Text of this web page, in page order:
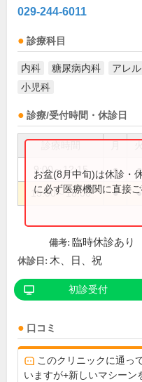
029-244-6011
診療科目
内科 糖尿病内科 アレ
小児科
診療/受付時間・休診日
9:00～12:15 ● ●
15:00～18:00 ● ●
お盆(8月中旬)は休診・
に必ず医療機関に直接ご
備考: 臨時休診あり
休診日: 木、日、祝
初診受付
口コミ
このクリニックに通っ
いますが+新しいマシーン